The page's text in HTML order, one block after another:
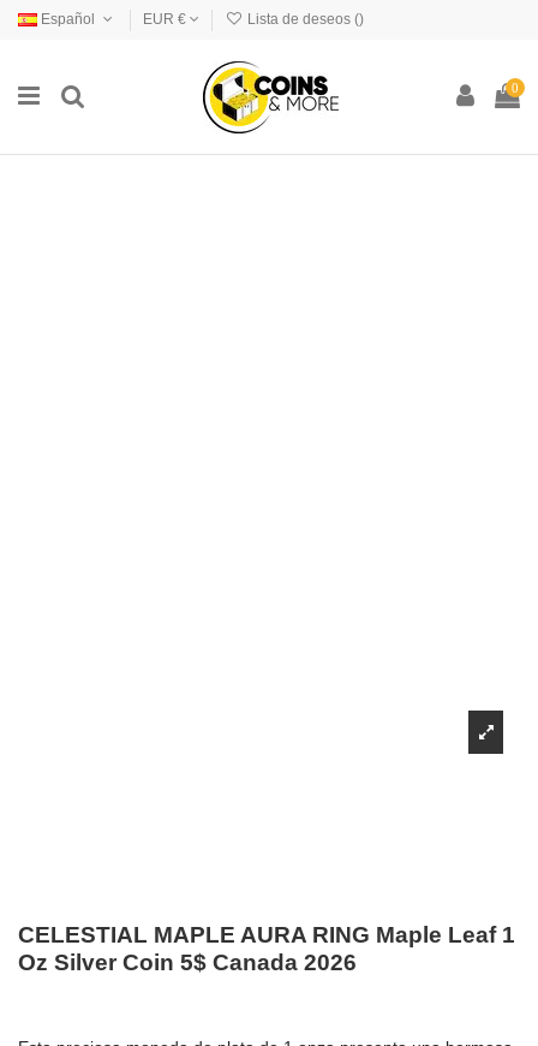
Español EUR € Lista de deseos ()
0
CELESTIAL MAPLE AURA RING Maple Leaf 1
Oz Silver Coin 5$ Canada 2026